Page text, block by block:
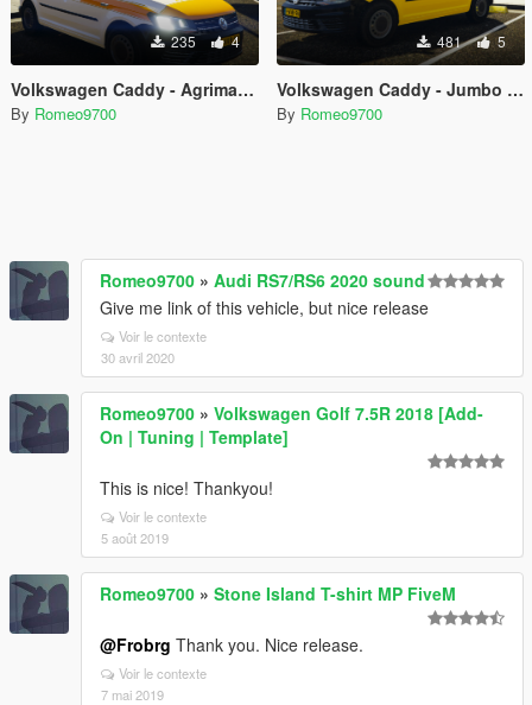
235 4
Volkswagen Caddy - Agrimarkt B.V
By Romeo9700
481 5
Volkswagen Caddy - Jumbo Bezorgservice
By Romeo9700
Romeo9700 » Audi RS7/RS6 2020 sound
Give me link of this vehicle, but nice release
Voir le contexte
30 avril 2020
Romeo9700 » Volkswagen Golf 7.5R 2018 [Add-
On | Tuning | Template]
This is nice! Thankyou!
Voir le contexte
5 août 2019
Romeo9700 » Stone Island T-shirt MP FiveM
@Frobrg Thank you. Nice release.
Voir le contexte
7 mai 2019